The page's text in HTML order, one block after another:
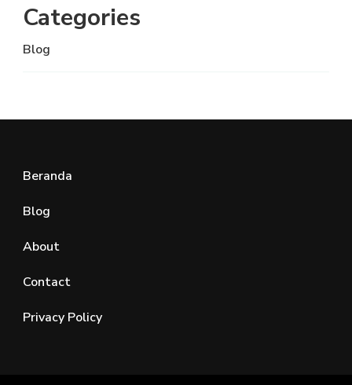
Categories
Blog
Beranda
Blog
About
Contact
Privacy Policy